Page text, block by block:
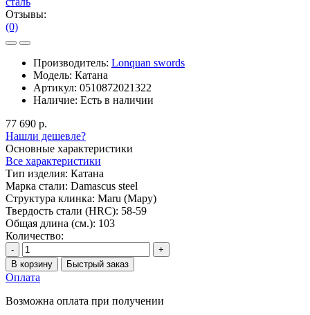
Отзывы:
(0)
Производитель: Lonquan swords
Модель: Катана
Артикул: 0510872021322
Наличие: Есть в наличии
77 690 р.
Нашли дешевле?
Основные характеристики
Все характеристики
Тип изделия: Катана
Марка стали: Damascus steel
Структура клинка: Maru (Мару)
Твердость стали (HRC): 58-59
Общая длина (см.): 103
Количество:
-
+
В корзину
Быстрый заказ
Оплата
Возможна оплата при получении